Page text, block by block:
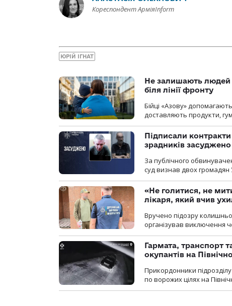
Кореспондент АрміяInform
ЮРІЙ ІГНАТ
Не залишають людей
біля лінії фронту
Бійці «Азову»
доставляють продукти,
Підписали
зрадників засуджено
За публічного
суд визнав двох громадян
«Не голитися, не
лікаря, який вчив
Вручено підозру
організував виключення
Гармата, транспорт
окупантів на
Прикордонники
по ворожих цілях на